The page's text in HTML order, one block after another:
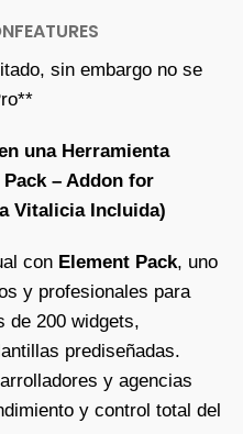
FEATURES
sin embargo no se
una Herramienta
– Addon for
Vitalicia Incluida)
con Element Pack, uno
y profesionales para
de 200 widgets,
prediseñadas.
y agencias
y control total del